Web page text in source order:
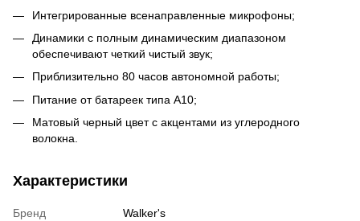
Интегрированные всенаправленные микрофоны;
Динамики с полным динамическим диапазоном
обеспечивают четкий чистый звук;
Приблизительно 80 часов автономной работы;
Питание от батареек типа А10;
Матовый черный цвет с акцентами из углеродного
волокна.
Характеристики
Бренд
Walker's